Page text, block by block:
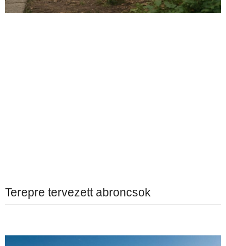
Terepre tervezett abroncsok